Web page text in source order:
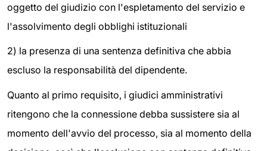
oggetto del giudizio con l'espletamento del servizio e
l'assolvimento degli obblighi istituzionali
2) la presenza di una sentenza definitiva che abbia
escluso la responsabilità del dipendente.
Quanto al primo requisito, i giudici amministrativi
ritengono che la connessione debba sussistere sia al
momento dell'avvio del processo, sia al momento della